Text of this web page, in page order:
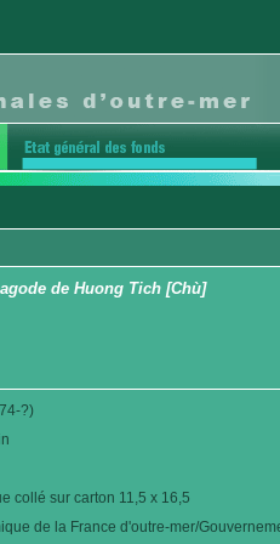
de Huong Tich [Chù]
?)
collé sur carton 11,5 x 16,5
de la France d'outre-mer/